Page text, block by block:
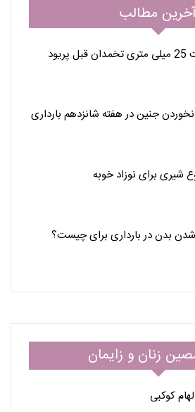
مطالب
جنین در هفته شانزدهم بارداری
شیری برای نوزاد خوبه
بدن در بارداری برای چیست؟
زنان و زایمان
کوکبی